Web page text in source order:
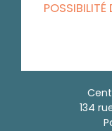
POSSIBILITÉ
134